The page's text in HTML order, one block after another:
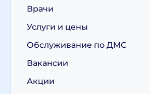
Врачи
Услуги и цены
Обслуживание по ДМС
Вакансии
Акции